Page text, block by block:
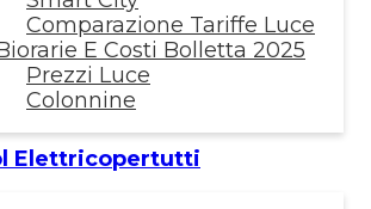
Comparazione Tariffe Luce
E Costi Bolletta 2025
Prezzi Luce
Colonnine
Elettricopertutti